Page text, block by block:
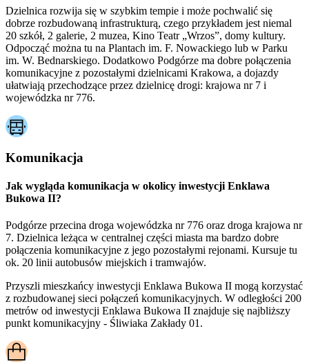
Dzielnica rozwija się w szybkim tempie i może pochwalić się
dobrze rozbudowaną infrastrukturą, czego przykładem jest niemal
20 szkół, 2 galerie, 2 muzea, Kino Teatr „Wrzos”, domy kultury.
Odpocząć można tu na Plantach im. F. Nowackiego lub w Parku
im. W. Bednarskiego. Dodatkowo Podgórze ma dobre połączenia
komunikacyjne z pozostałymi dzielnicami Krakowa, a dojazdy
ułatwiają przechodzące przez dzielnicę drogi: krajowa nr 7 i
wojewódzka nr 776.
Komunikacja
Jak wygląda komunikacja w okolicy inwestycji Enklawa
Bukowa II?
Podgórze przecina droga wojewódzka nr 776 oraz droga krajowa nr
7. Dzielnica leżąca w centralnej części miasta ma bardzo dobre
połączenia komunikacyjne z jego pozostałymi rejonami. Kursuje tu
ok. 20 linii autobusów miejskich i tramwajów.
Przyszli mieszkańcy inwestycji Enklawa Bukowa II mogą korzystać
z rozbudowanej sieci połączeń komunikacyjnych. W odległości 200
metrów od inwestycji Enklawa Bukowa II znajduje się najbliższy
punkt komunikacyjny - Śliwiaka Zakłady 01.